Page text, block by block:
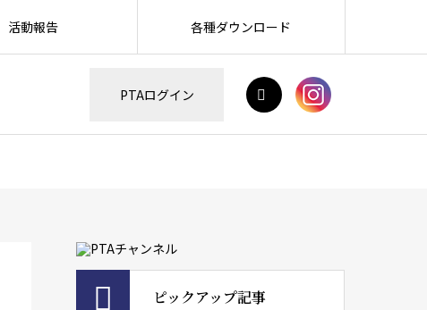
PTAログイン
活動報告 各種ダウンロード
ピックアップ記事